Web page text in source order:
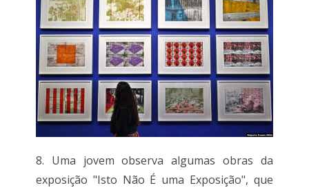
8. Uma jovem observa algumas obras da
exposição "Isto Não É uma Exposição", que